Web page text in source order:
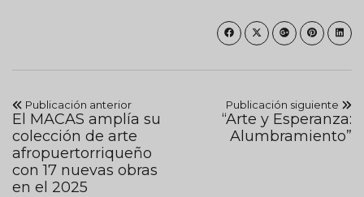
Publicación anterior
El MACAS amplía su
colección de arte
afropuertorriqueño
con 17 nuevas obras
en el 2025
Publicación siguiente
“Arte y Esperanza:
Alumbramiento”